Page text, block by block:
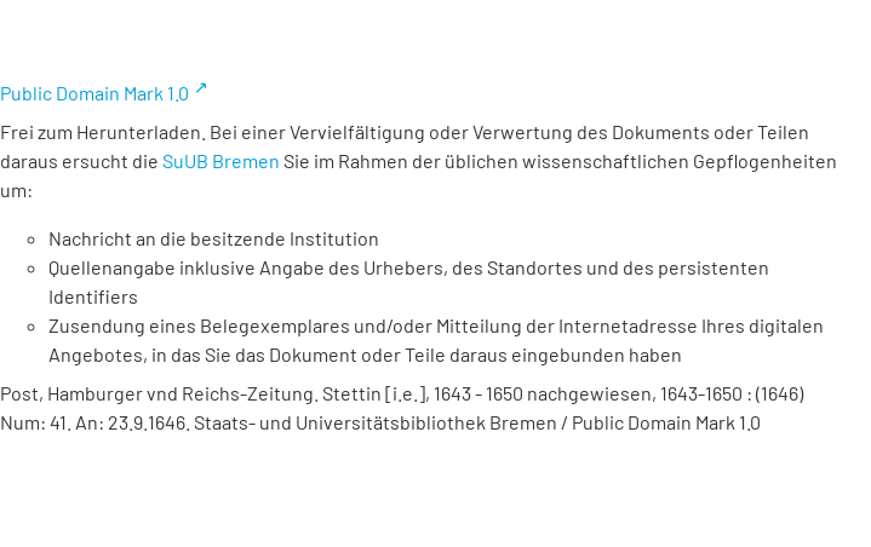
Public Domain Mark 1.0
Frei zum Herunterladen. Bei einer Vervielfältigung oder Verwertung des Dokuments oder Teilen
daraus ersucht die SuUB Bremen Sie im Rahmen der üblichen wissenschaftlichen Gepflogenheiten
um:
Nachricht an die besitzende Institution
Quellenangabe inklusive Angabe des Urhebers, des Standortes und des persistenten
Identifiers
Zusendung eines Belegexemplares und/oder Mitteilung der Internetadresse Ihres digitalen
Angebotes, in das Sie das Dokument oder Teile daraus eingebunden haben
Post, Hamburger vnd Reichs-Zeitung. Stettin [i.e.], 1643 - 1650 nachgewiesen, 1643-1650 : (1646)
Num: 41. An: 23.9.1646. Staats- und Universitätsbibliothek Bremen / Public Domain Mark 1.0